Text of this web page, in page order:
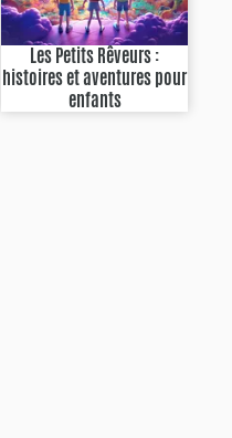
Les Petits Rêveurs :
histoires et aventures pour
enfants